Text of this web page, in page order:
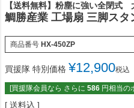
【送料無料】粉塵に強い全閉式
鯛勝産業 工場扇 三脚ス
商品番号 HX-450ZP
買援隊 特別価格 ¥12,900税込
[買援隊会員なら さらに 586 円相当の
送料込